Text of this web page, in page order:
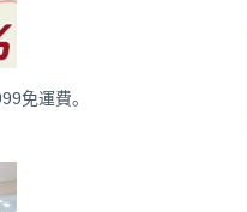
免運費。